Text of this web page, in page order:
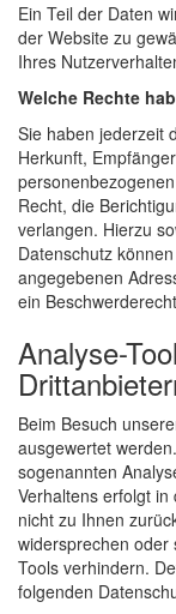
Ein Teil der Daten
der Website zu
Ihres
Welche Rechte
Sie haben jederzeit
Herkunft,
Recht, die
verlangen. Hierzu
Datenschutz
angegebenen
ein
Analyse-
Beim Besuch
ausgewertet
sogenannten
Verhaltens erfolgt
nicht zu Ihnen
widersprechen oder
Tools verhindern.
folgenden